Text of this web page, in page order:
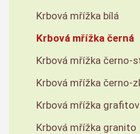
Krbová mřížka bílá
Krbová mřížka černá
Krbová mřížka černo-
Krbová mřížka černo-
Krbová mřížka
Krbová mřížka granito